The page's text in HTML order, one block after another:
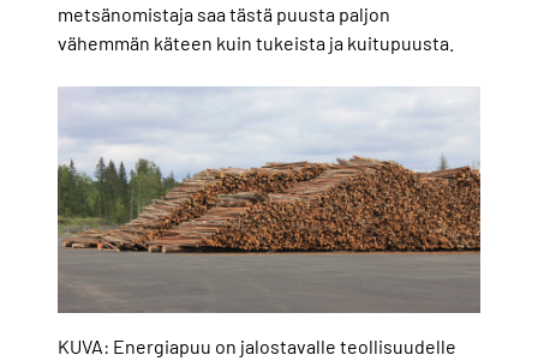
metsänomistaja saa tästä puusta paljon
vähemmän käteen kuin tukeista ja kuitupuusta.
KUVA: Energiapuu on jalostavalle teollisuudelle